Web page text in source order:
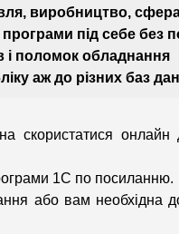
виробництво,
під себе без
і поломок обладнання
аж до різних баз
скористатися
1С по посиланню.
або вам необхідна